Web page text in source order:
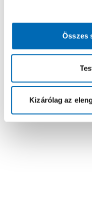
Összes
Kizárólag az